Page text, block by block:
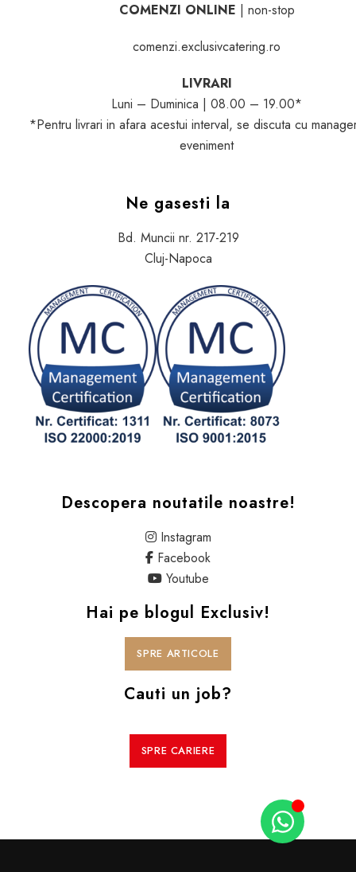
COMENZI ONLINE | non-stop
comenzi.exclusivcatering.ro
LIVRARI
Luni – Duminica | 08.00 – 19.00*
*Pentru livrari in afara acestui interval, se discuta cu
eveniment
Ne gasesti la
Bd. Muncii nr. 217-219
Cluj-Napoca
Descopera noutatile noastre!
Instagram
Facebook
Youtube
Hai pe blogul Exclusiv!
SPRE ARTICOLE
Cauti un job?
SPRE CARIERE